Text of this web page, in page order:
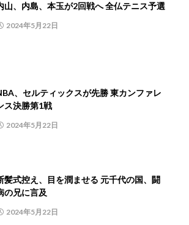
山、内島、本玉が2回戦へ 全仏テニス予選
2024年5月22日
、セルティックスが先勝 東カンファレ
ス決勝第1戦
2024年5月22日
髪式控え、目を潤ませる 元千代の国、闘
の兄に言及
2024年5月22日